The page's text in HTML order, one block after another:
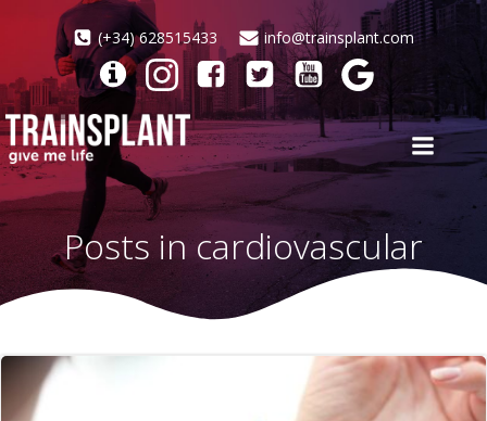
al
contenido
(+34) 628515433 info@trainsplant.com
Posts in cardiovascular